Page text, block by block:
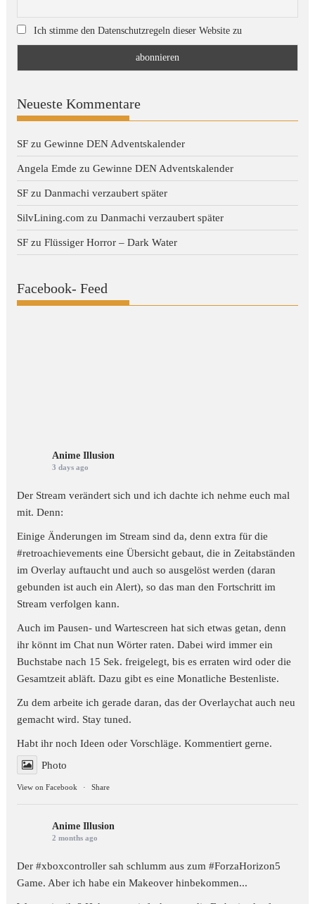
Ich stimme den Datenschutzregeln dieser Website zu
Neueste Kommentare
SF zuGewinne DEN Adventskalender
Angela Emde zuGewinne DEN Adventskalender
SF zuDanmachi verzaubert später
SilvLining.com zuDanmachi verzaubert später
SF zuFlüssiger Horror – Dark Water
Facebook- Feed
Anime Illusion
3 days ago
Der Stream verändert sich und ich dachte ich nehme euch mal
mit. Denn:
Einige Änderungen im Stream sind da, denn extra für die
#retroachievements eine Übersicht gebaut, die in Zeitabständen
im Overlay auftaucht und auch so ausgelöst werden (daran
gebunden ist auch ein Alert), so das man den Fortschritt im
Stream verfolgen kann.
Auch im Pausen- und Wartescreen hat sich etwas getan, denn
ihr könnt im Chat nun Wörter raten. Dabei wird immer ein
Buchstabe nach 15 Sek. freigelegt, bis es erraten wird oder die
Gesamtzeit abläft. Dazu gibt es eine Monatliche Bestenliste.
Zu dem arbeite ich gerade daran, das der Overlaychat auch neu
gemacht wird. Stay tuned.
Habt ihr noch Ideen oder Vorschläge. Kommentiert gerne.
Photo
View on Facebook · Share
Anime Illusion
2 months ago
Der #xboxcontroller sah schlumm aus zum#ForzaHorizon5
Game. Aber ich habe ein Makeover hinbekommen...